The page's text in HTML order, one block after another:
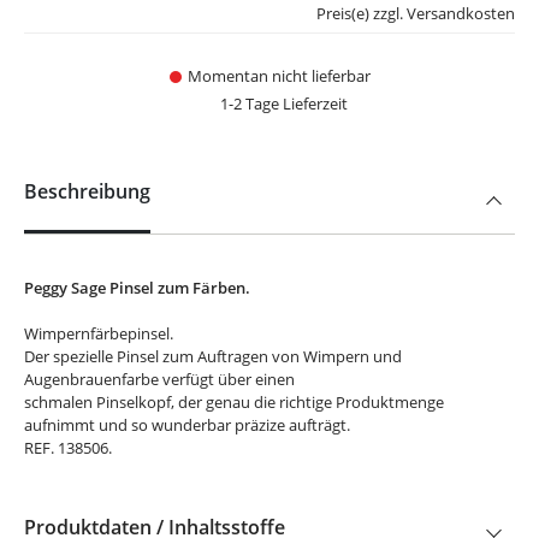
Momentan nicht lieferbar
1-2 Tage Lieferzeit
Preis(e) zzgl. Versandkosten
Beschreibung
Peggy Sage Pinsel zum Färben.
Wimpernfärbepinsel.
Der spezielle Pinsel zum Auftragen von Wimpern und
Augenbrauenfarbe verfügt über einen
schmalen Pinselkopf, der genau die richtige Produktmenge
aufnimmt und so wunderbar präzize aufträgt.
REF. 138506.
Produktdaten / Inhaltsstoffe